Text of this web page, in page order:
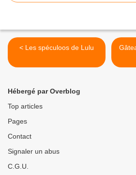
< Les spéculoos de Lulu
Hébergé par Overblog
Top articles
Pages
Contact
Signaler un abus
C.G.U.